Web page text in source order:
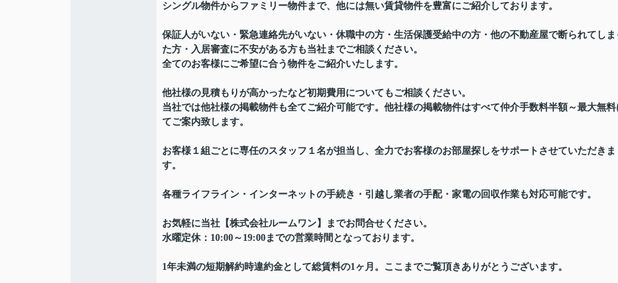
シングル物件からファミリー物件まで、他には無い賃貸物件を豊富にご紹介しております。
保証人がいない・緊急連絡先がいない・休職中の方・生活保護受給中の方・他の不動産屋で断られてしま
た方・入居審査に不安がある方も当社までご相談ください。
全てのお客様にご希望に合う物件をご紹介いたします。
他社様の見積もりが高かったなど初期費用についてもご相談ください。
当社では他社様の掲載物件も全てご紹介可能です。他社様の掲載物件はすべて仲介手数料半額～最大無料
てご案内致します。
お客様１組ごとに専任のスタッフ１名が担当し、全力でお客様のお部屋探しをサポートさせていただきま
す。
各種ライフライン・インターネットの手続き・引越し業者の手配・家電の回収作業も対応可能です。
お気軽に当社【株式会社ルームワン】までお問合せください。
水曜定休：10:00～19:00までの営業時間となっております。
1年未満の短期解約時違約金として総賃料の1ヶ月。ここまでご覧頂きありがとうございます。